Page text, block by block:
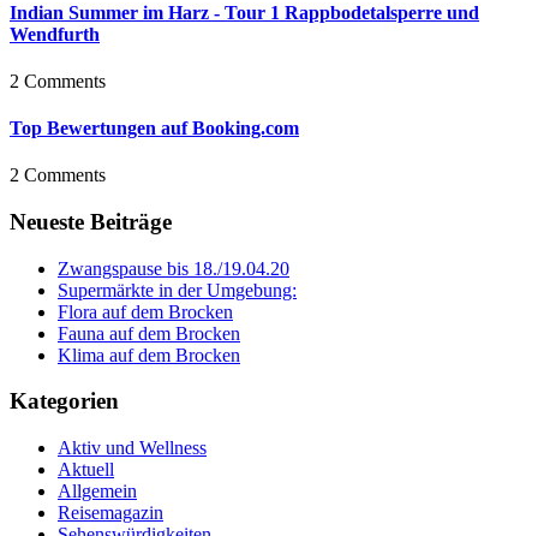
Indian Summer im Harz - Tour 1 Rappbodetalsperre und
Wendfurth
2 Comments
Top Bewertungen auf Booking.com
2 Comments
Neueste Beiträge
Zwangspause bis 18./19.04.20
Supermärkte in der Umgebung:
Flora auf dem Brocken
Fauna auf dem Brocken
Klima auf dem Brocken
Kategorien
Aktiv und Wellness
Aktuell
Allgemein
Reisemagazin